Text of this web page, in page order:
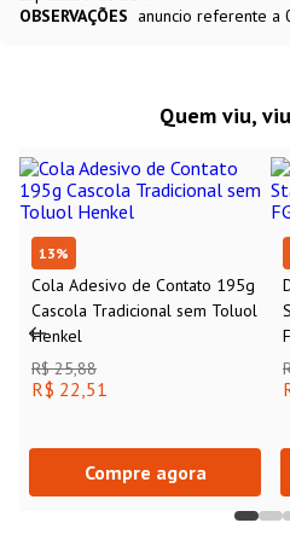
OBSERVAÇÕES anuncio referente a
Quem viu,
13%
Cola Adesivo de Contato 195g
Cascola Tradicional sem Toluol
Henkel
R$ 25,88
R$ 22,51
Compre agora